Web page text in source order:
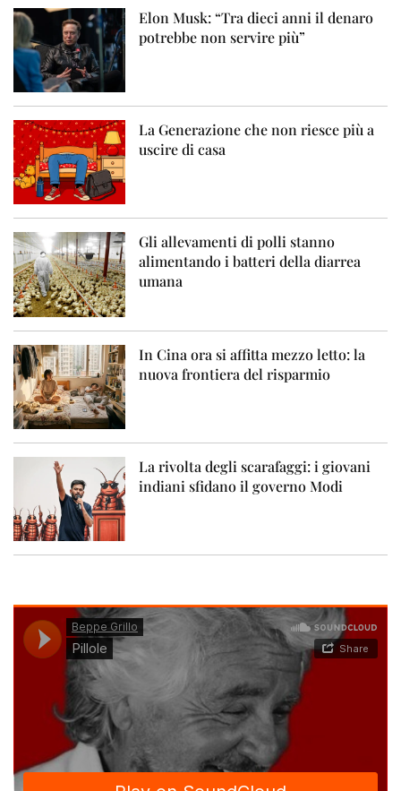
Elon Musk: “Tra dieci anni il denaro
potrebbe non servire più”
La Generazione che non riesce più a
uscire di casa
Gli allevamenti di polli stanno
alimentando i batteri della diarrea
umana
In Cina ora si affitta mezzo letto: la
nuova frontiera del risparmio
La rivolta degli scarafaggi: i giovani
indiani sfidano il governo Modi